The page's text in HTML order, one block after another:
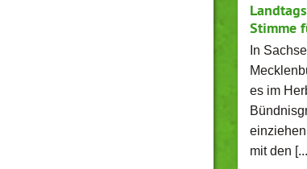
Stimme
In
es im
mit den